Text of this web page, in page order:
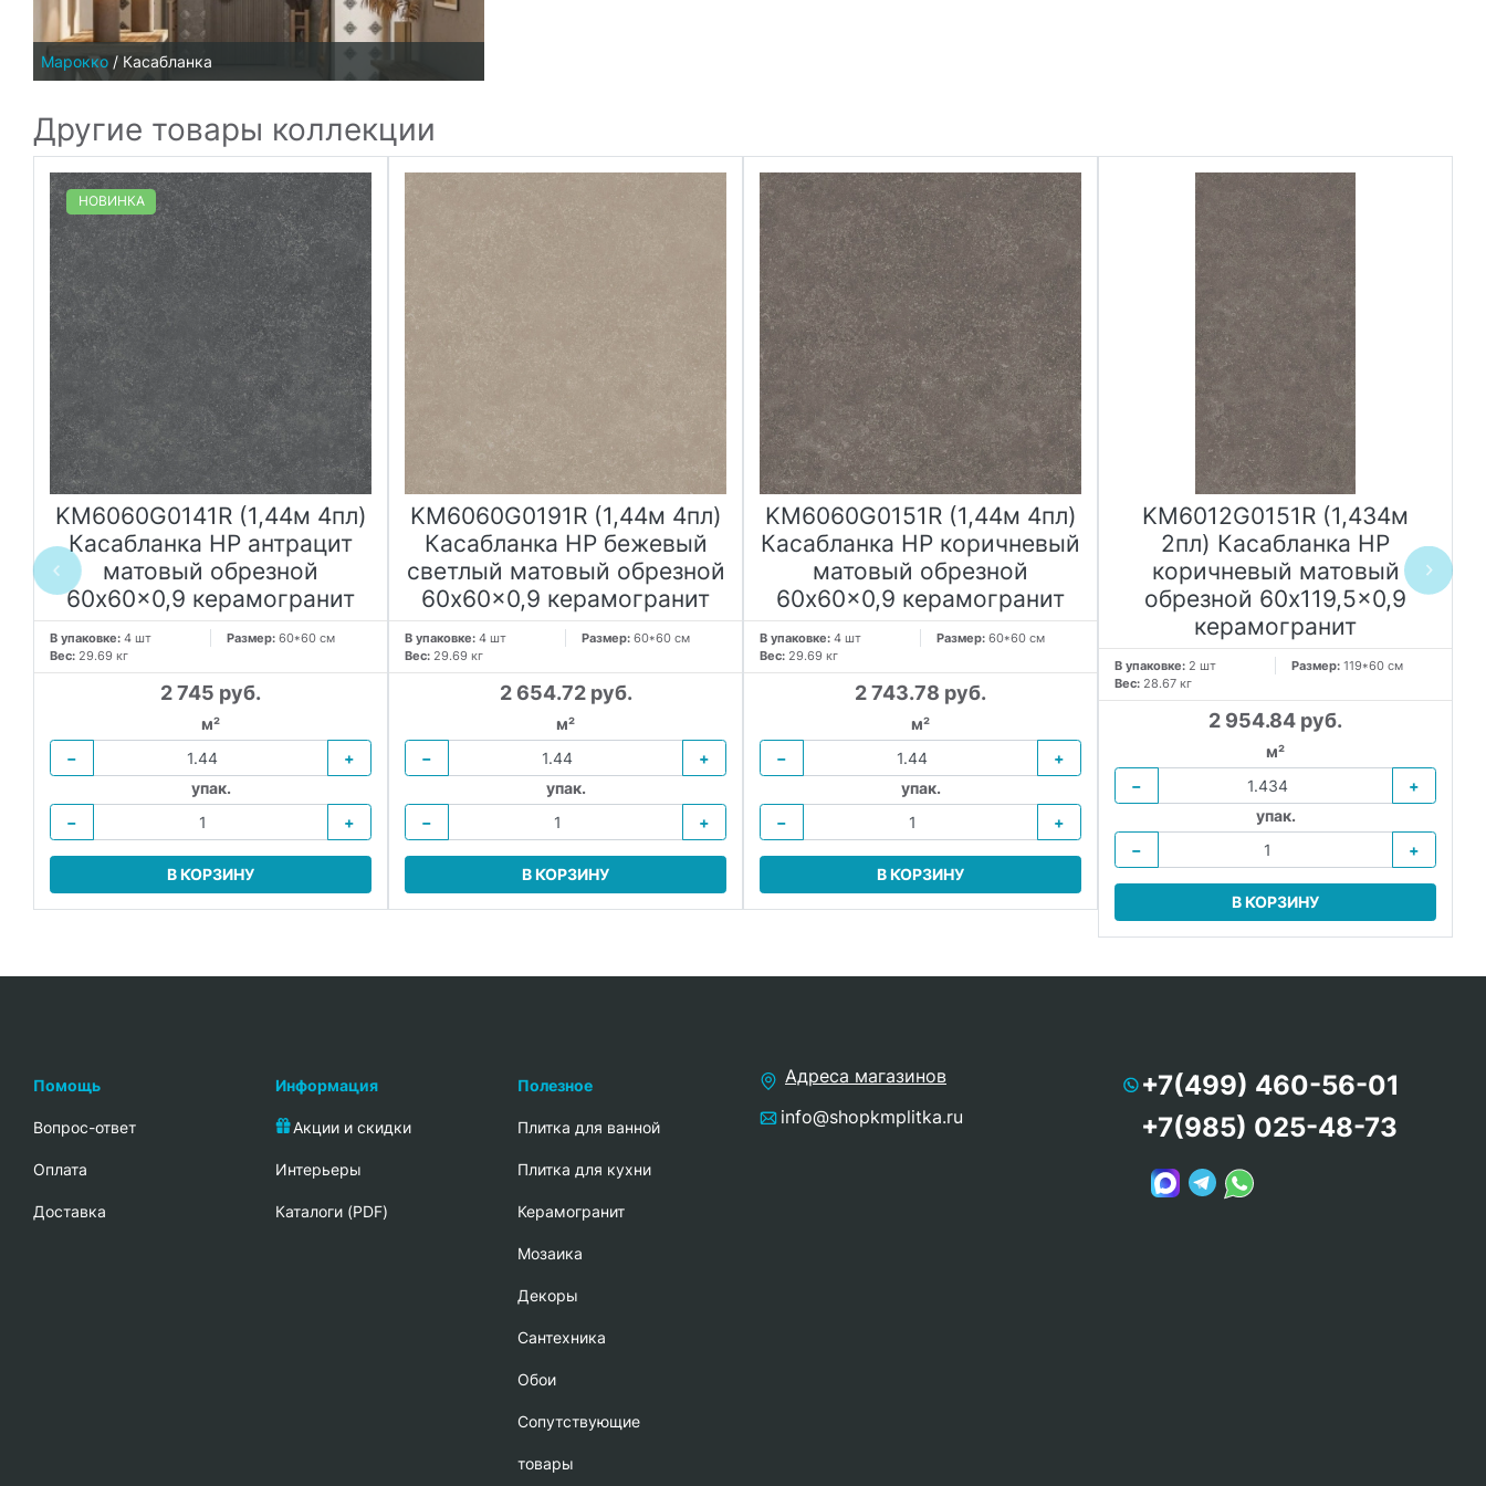
Марокко / Касабланка
Другие товары коллекции
НОВИНКА
KM6060G0141R (1,44м 4пл)
Касабланка HP антрацит
матовый обрезной
60x60x0,9 керамогранит
В упаковке: 4 шт Размер: 60*60 см
Вес: 29.69 кг
2 745 руб.
м²
−
+
упак.
−
+
В КОРЗИНУ
KM6060G0191R (1,44м 4пл)
Касабланка HP бежевый
светлый матовый обрезной
60x60x0,9 керамогранит
В упаковке: 4 шт Размер: 60*60 см
Вес: 29.69 кг
2 654.72 руб.
м²
−
+
упак.
−
+
В КОРЗИНУ
KM6060G0151R (1,44м 4пл)
Касабланка HP коричневый
матовый обрезной
60x60x0,9 керамогранит
В упаковке: 4 шт Размер: 60*60 см
Вес: 29.69 кг
2 743.78 руб.
м²
−
+
упак.
−
+
В КОРЗИНУ
KM6012G0151R (1,434м
2пл) Касабланка HP
коричневый матовый
обрезной 60x119,5x0,9
керамогранит
В упаковке: 2 шт Размер: 119*60 см
Вес: 28.67 кг
2 954.84 руб.
м²
−
+
упак.
−
+
В КОРЗИНУ
Помощь
Вопрос-ответ
Oплата
Доставка
Информация
Акции и скидки
Интерьеры
Каталоги (PDF)
Полезное
Плитка для ванной
Плитка для кухни
Керамогранит
Мозаика
Декоры
Сантехника
Обои
Сопутствующие
товары
Адреса магазинов
info@shopkmplitka.ru
+7(499) 460-56-01
+7(985) 025-48-73